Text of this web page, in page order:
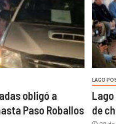
obligó a
Paso Roballos
LAGO
de